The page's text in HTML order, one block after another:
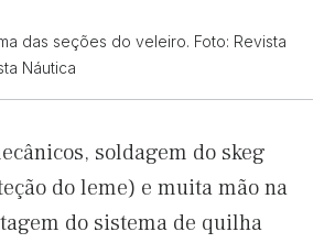
das seções do veleiro. Foto: Revista
Náutica
soldagem do skeg
do leme) e muita mão na
do sistema de quilha